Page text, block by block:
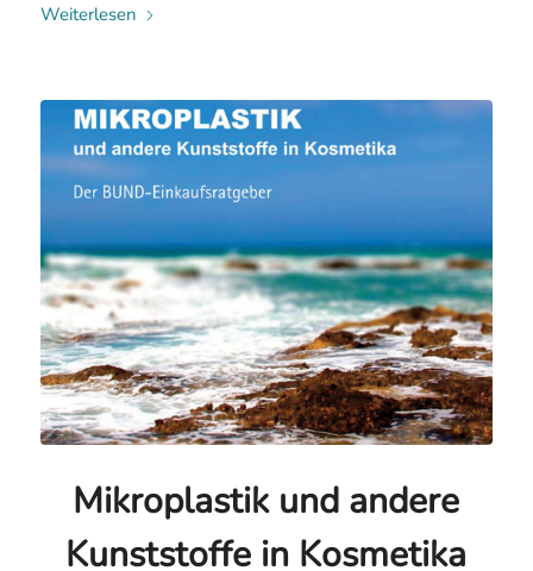
Weiterlesen
Mikroplastik und andere
Kunststoffe in Kosmetika